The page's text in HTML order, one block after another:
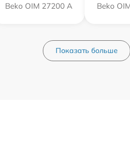
Beko OIM 27200 A Beko
Показать больше